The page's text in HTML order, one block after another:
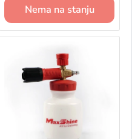
Nema na stanju